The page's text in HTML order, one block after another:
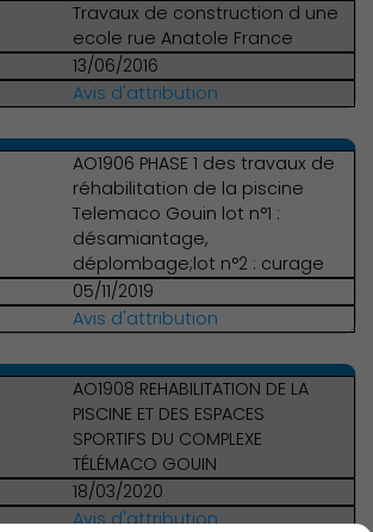
Travaux de construction d une
ecole rue Anatole France
13/06/2016
Avis d'attribution
AO1906 PHASE 1 des travaux de
réhabilitation de la piscine
Telemaco Gouin lot n°1 :
désamiantage,
déplombage;lot n°2 : curage
05/11/2019
Avis d'attribution
AO1908 REHABILITATION DE LA
PISCINE ET DES ESPACES
SPORTIFS DU COMPLEXE
TÉLÉMACO GOUIN
18/03/2020
Avis d'attribution